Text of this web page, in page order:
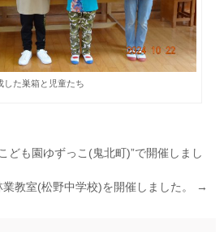
した巣箱と児童たち
ども園ゆずっこ(鬼北町)”で開催しまし
業教室(松野中学校)を開催しました。
→